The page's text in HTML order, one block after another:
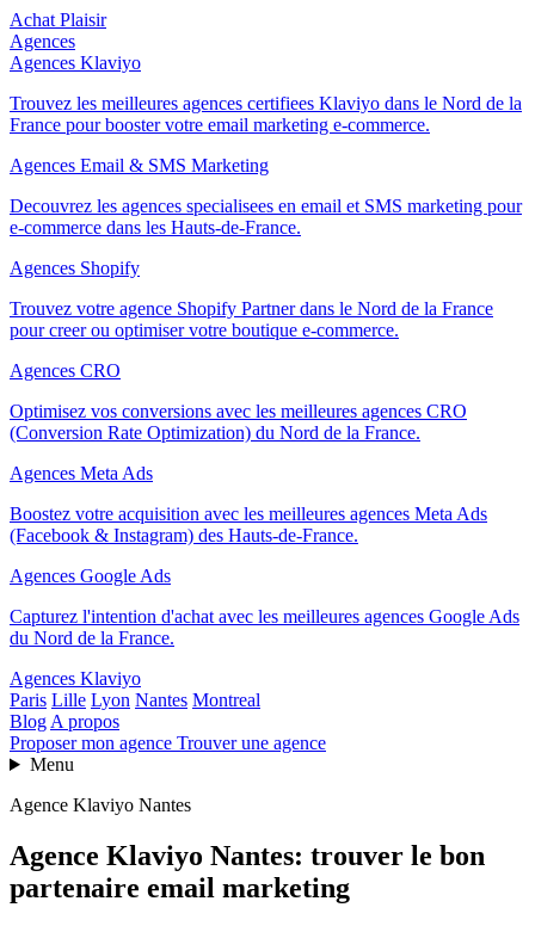
Achat Plaisir
Agences
Agences Klaviyo
Trouvez les meilleures agences certifiees Klaviyo dans le Nord de la
France pour booster votre email marketing e-commerce.
Agences Email & SMS Marketing
Decouvrez les agences specialisees en email et SMS marketing pour
e-commerce dans les Hauts-de-France.
Agences Shopify
Trouvez votre agence Shopify Partner dans le Nord de la France
pour creer ou optimiser votre boutique e-commerce.
Agences CRO
Optimisez vos conversions avec les meilleures agences CRO
(Conversion Rate Optimization) du Nord de la France.
Agences Meta Ads
Boostez votre acquisition avec les meilleures agences Meta Ads
(Facebook & Instagram) des Hauts-de-France.
Agences Google Ads
Capturez l'intention d'achat avec les meilleures agences Google Ads
du Nord de la France.
Agences Klaviyo
Paris Lille Lyon Nantes Montreal
Blog A propos
Proposer mon agence Trouver une agence
Menu
Agence Klaviyo Nantes
Agence Klaviyo Nantes: trouver le bon
partenaire email marketing